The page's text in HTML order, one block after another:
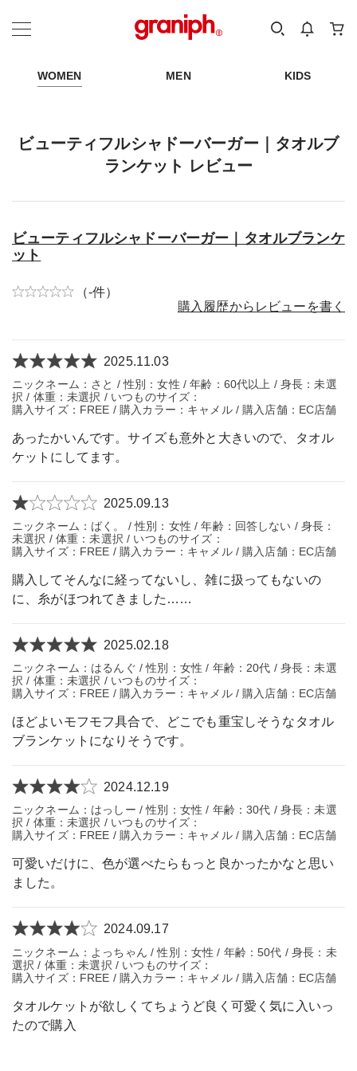
カテゴリーから探す
WOMEN MEN KIDS
ビューティフルシャドーバーガー｜タオルブ
ランケット レビュー
ビューティフルシャドーバーガー｜タオルブランケ
ット
（-件）
購入履歴からレビューを書く
2025.11.03
ニックネーム：さと / 性別：女性 / 年齢：60代以上 / 身長：未選
択 / 体重：未選択 / いつものサイズ：
購入サイズ：FREE / 購入カラー：キャメル / 購入店舗：EC店舗
あったかいんです。サイズも意外と大きいので、タオル
ケットにしてます。
2025.09.13
ニックネーム：ばく。 / 性別：女性 / 年齢：回答しない / 身長：
未選択 / 体重：未選択 / いつものサイズ：
購入サイズ：FREE / 購入カラー：キャメル / 購入店舗：EC店舗
購入してそんなに経ってないし、雑に扱ってもないの
に、糸がほつれてきました……
2025.02.18
ニックネーム：はるんぐ / 性別：女性 / 年齢：20代 / 身長：未選
択 / 体重：未選択 / いつものサイズ：
購入サイズ：FREE / 購入カラー：キャメル / 購入店舗：EC店舗
ほどよいモフモフ具合で、どこでも重宝しそうなタオル
ブランケットになりそうです。
2024.12.19
ニックネーム：はっしー / 性別：女性 / 年齢：30代 / 身長：未選
択 / 体重：未選択 / いつものサイズ：
購入サイズ：FREE / 購入カラー：キャメル / 購入店舗：EC店舗
可愛いだけに、色が選べたらもっと良かったかなと思い
ました。
2024.09.17
ニックネーム：よっちゃん / 性別：女性 / 年齢：50代 / 身長：未
選択 / 体重：未選択 / いつものサイズ：
購入サイズ：FREE / 購入カラー：キャメル / 購入店舗：EC店舗
タオルケットが欲しくてちょうど良く可愛く気に入いっ
たので購入